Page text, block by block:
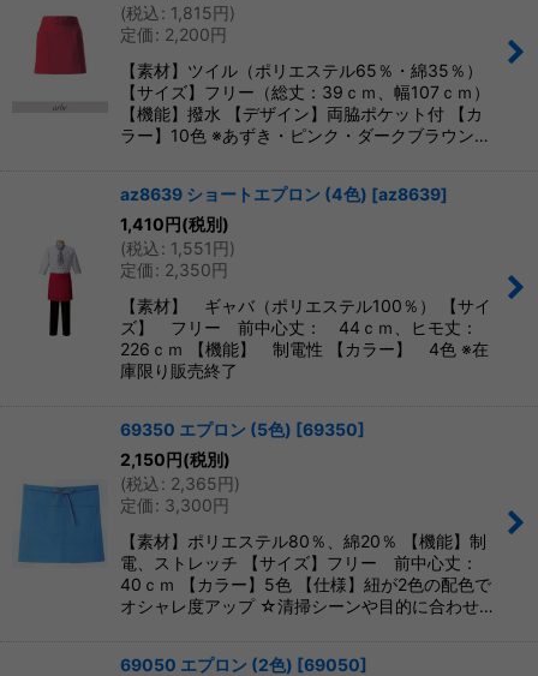
(税込: 1,815円)
定価: 2,200円
【素材】ツイル（ポリエステル65％・綿35％）
【サイズ】フリー（総丈：39ｃｍ、幅107ｃｍ）
【機能】撥水 【デザイン】両脇ポケット付 【カ
ラー】10色 ※あずき・ピンク・ダークブラウン…
az8639 ショートエプロン (4色) [az8639]
1,410円(税別)
(税込: 1,551円)
定価: 2,350円
【素材】 ギャバ（ポリエステル100％） 【サイ
ズ】 フリー 前中心丈： 44ｃｍ、ヒモ丈：
226ｃｍ 【機能】 制電性 【カラー】 4色 ※在
庫限り販売終了
69350 エプロン (5色) [69350]
2,150円(税別)
(税込: 2,365円)
定価: 3,300円
【素材】ポリエステル80％、綿20％ 【機能】制
電、ストレッチ 【サイズ】フリー 前中心丈：
40ｃｍ 【カラー】5色 【仕様】紐が2色の配色で
オシャレ度アップ ☆清掃シーンや目的に合わせ…
69050 エプロン (2色) [69050]